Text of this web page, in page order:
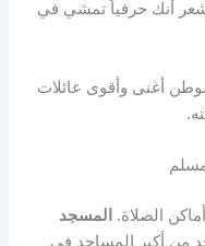
تشعر أنك حرفياً تمشي في
أغنى وأقوى عائلات
الصلاة. المسجد